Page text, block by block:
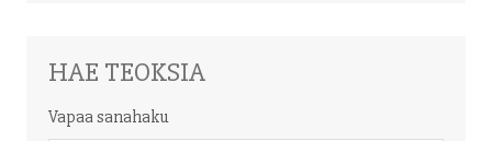
HAE TEOKSIA
Vapaa sanahaku